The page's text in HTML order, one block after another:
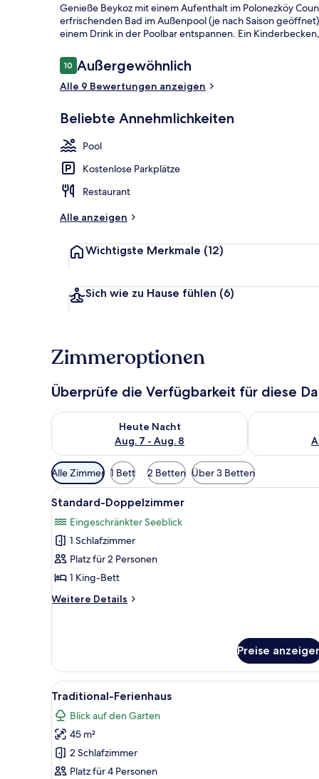
Genieße Beykoz mit einem Aufenthalt im Polonezköy
erfrischenden Bad im Außenpool (je nach Saison
einem Drink in der Poolbar entspannen. Ein
Bewertungen
1010 von 10.
Außergewöhnlich
Alle 9 Bewertungen anzeigen
Beliebte Annehmlichkeiten
Pool
Kostenlose Parkplätze
Restaurant
Alle anzeigen
Wichtigste Merkmale (12)
Sich wie zu Hause fühlen (6)
Zimmeroptionen
Überprüfe die Verfügbarkeit für diese
Heute Nacht
Aug. 7 - Aug. 8
Überprüfe die Verfügbarkeit für heute Nacht, Aug. 7
Überprüfe
Verfügbare
Filter
für
Alle Zimmer 1 Bett 2 Betten Über 3 Betten
Alle
Fotos
für
Standard-
Doppelzimmer
anzeigen
Ein Gehege mit zwei
7
Standard-Doppelzimmer
Eingeschränkter Seeblick
1 Schlafzimmer
Platz für 2 Personen
1 King-Bett
Weitere Details
Weitere
Preise
Alle
Fotos
für
Traditional-
Ferienhaus
anzeigen
Ein rustikales Gebäude mit
20
Traditional-Ferienhaus
Blick auf den Garten
45 m²
2 Schlafzimmer
Platz für 4 Personen